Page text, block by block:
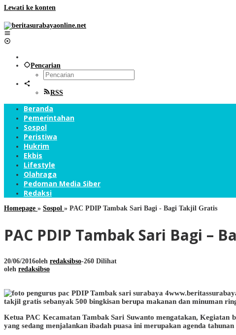
Lewati ke konten
Pencarian
RSS
Beranda
Pemerintahan
Sospol
Peristiwa
Hukrim
Ekbis
Lifestyle
Olahraga
Pedoman Media Siber
Redaksi
Homepage » Sospol » PAC PDIP Tambak Sari Bagi - Bagi Takjil Gratis
PAC PDIP Tambak Sari Bagi –
20/06/2016oleh redaksibso-260 Dilihat
oleh redaksibso
takjil gratis sebanyak 500 bingkisan berupa makanan dan minuman
Ketua PAC Kecamatan Tambak Sari Suwanto mengatakan,
yang sedang menjalankan ibadah puasa ini merupakan agenda